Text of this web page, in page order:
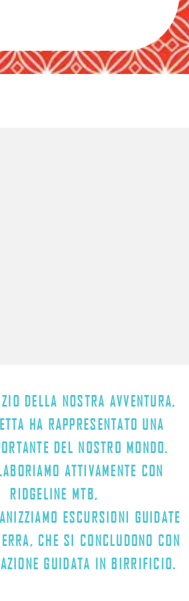
DELLA NOSTRA AVVENTURA,
HA RAPPRESENTATO UNA
DEL NOSTRO MONDO.
ATTIVAMENTE CON
RIDGELINE MTB,
ESCURSIONI GUIDATE
CHE SI CONCLUDONO CON
GUIDATA IN BIRRIFICIO.